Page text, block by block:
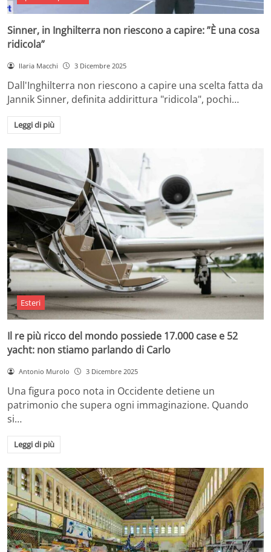
Sinner, in Inghilterra non riescono a capire: ”È una cosa
ridicola”
Ilaria Macchi 3 Dicembre 2025
Dall'Inghilterra non riescono a capire una scelta fatta da
Jannik Sinner, definita addirittura "ridicola", pochi…
Leggi di più
Esteri
Il re più ricco del mondo possiede 17.000 case e 52
yacht: non stiamo parlando di Carlo
Antonio Murolo 3 Dicembre 2025
Una figura poco nota in Occidente detiene un
patrimonio che supera ogni immaginazione. Quando
si…
Leggi di più